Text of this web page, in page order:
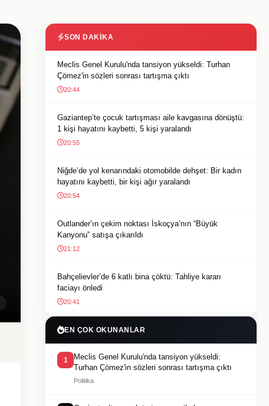
SON DAKIKA
Meclis Genel Kurulu'nda tansiyon yükseldi: Turhan
Çömez'in sözleri sonrası tartışma çıktı
20:44
Gaziantep’te çocuk tartışması aile kavgasına dönüştü:
1 kişi hayatını kaybetti, 5 kişi yaralandı
20:55
Niğde’de yol kenarındaki otomobilde dehşet: Bir kadın
hayatını kaybetti, bir kişi ağır yaralandı
20:54
Outlander’ın çekim noktası İskoçya’nın “Büyük
Kanyonu” satışa çıkarıldı
21:12
Bahçelievler’de 6 katlı bina çöktü: Tahliye kararı
faciayı önledi
20:41
EN ÇOK OKUNANLAR
1
Meclis Genel Kurulu'nda tansiyon yükseldi:
Turhan Çömez'in sözleri sonrası tartışma çıktı
Politika